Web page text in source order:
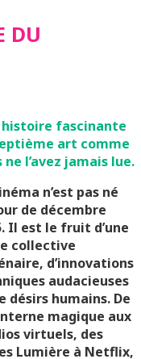
DU
histoire fascinante
art comme
ne l’avez jamais lue.
n’est pas né
de décembre
Il est le fruit d’une
collective
d’innovations
audacieuses
désirs humains. De
magique aux
virtuels, des
Lumière à Netflix,